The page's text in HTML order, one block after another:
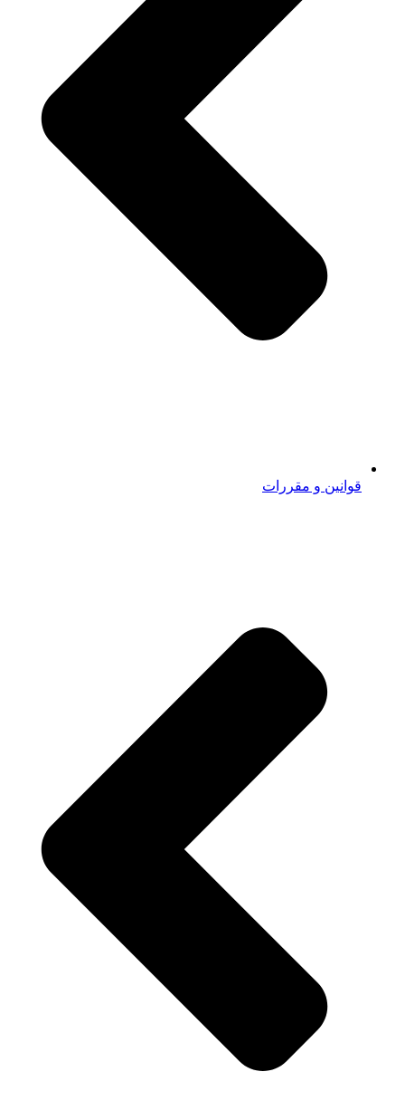
قوانین و مقررات